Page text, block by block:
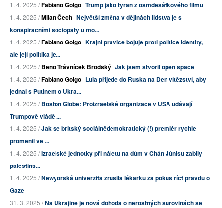
1. 4. 2025 /Fabiano Golgo Trump jako tyran z osmdesátkového filmu
1. 4. 2025 /Milan Čech Největší změna v dějinách lidstva je s
konspiračními sociopaty u mo...
1. 4. 2025 /Fabiano Golgo Krajní pravice bojuje proti politice identity,
ale její politika je...
1. 4. 2025 /Beno Trávníček Brodský Jak jsem stvořil open space
1. 4. 2025 /Fabiano Golgo Lula přijede do Ruska na Den vítězství, aby
jednal s Putinem o Ukra...
1. 4. 2025 /Boston Globe: Proizraelské organizace v USA udávají
Trumpově vládě ...
1. 4. 2025 /Jak se britský sociálnědemokratický (!) premiér rychle
proměnil ve ...
1. 4. 2025 /Izraelské jednotky při náletu na dům v Chán Júnisu zabily
palestins...
1. 4. 2025 /Newyorská univerzita zrušila lékařku za pokus říct pravdu o
Gaze
31. 3. 2025 /Na Ukrajině je nová dohoda o nerostných surovinách se